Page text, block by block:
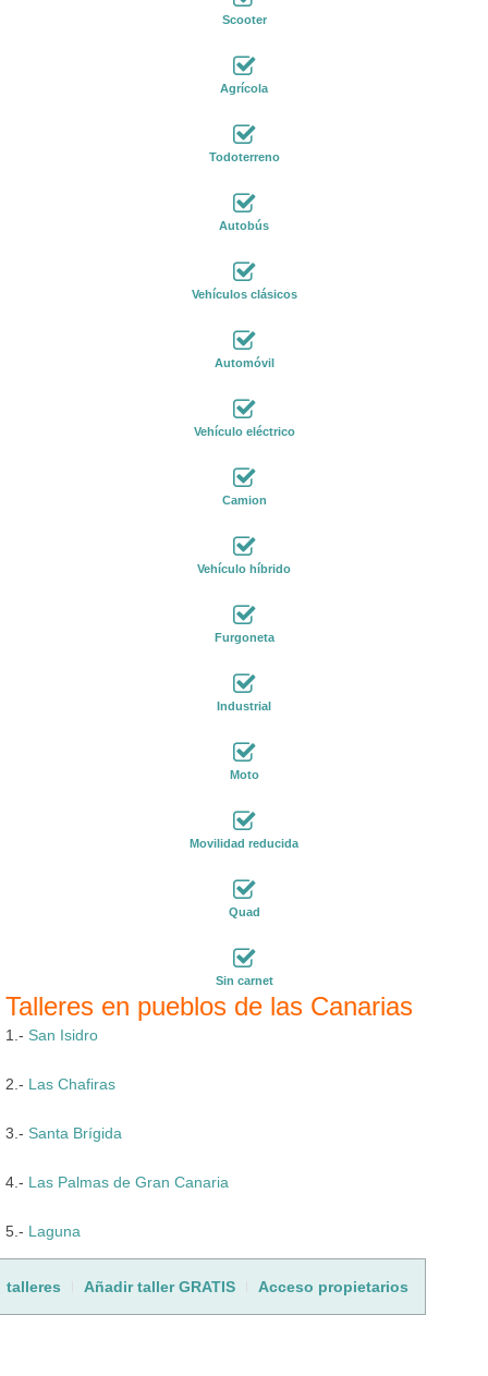
Scooter
Agrícola
Todoterreno
Autobús
Vehículos clásicos
Automóvil
Vehículo eléctrico
Camion
Vehículo híbrido
Furgoneta
Industrial
Moto
Movilidad reducida
Quad
Sin carnet
Talleres en pueblos de las Canarias
1.- San Isidro
2.- Las Chafiras
3.- Santa Brígida
4.- Las Palmas de Gran Canaria
5.- Laguna
talleres Añadir taller GRATIS Acceso propietarios